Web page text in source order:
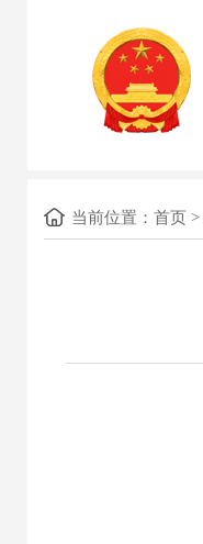
当前位置： 首页>